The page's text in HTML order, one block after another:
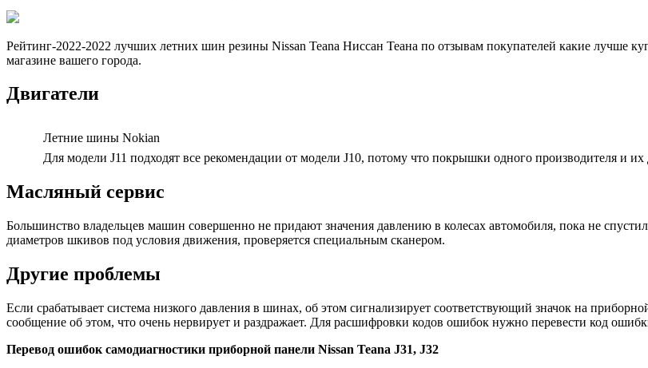
Рейтинг-2022-2022 лучших летних шин резины Nissan Teana Ниссан Теана по отзывам покупателей какие лучше
магазине вашего города.
Двигатели
Летние шины Nokian
Для модели J11 подходят все рекомендации от модели J10, потому что покрышки одного производителя и
Масляный сервис
Большинство владельцев машин совершенно не придают значения давлению в колесах автомобиля, пока не
диаметров шкивов под условия движения, проверяется специальным сканером.
Другие проблемы
Если срабатывает система низкого давления в шинах, об этом сигнализирует соответствующий значок на
сообщение об этом, что очень нервирует и раздражает. Для расшифровки кодов ошибок нужно перевести код
Перевод ошибок самодиагностики приборной панели Nissan Teana J31, J32